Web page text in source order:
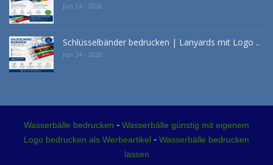
Jun 24 - 2026
Schlüsselbänder bedrucken | Lanyards mit Logo ..
Jun 24 - 2026
Wasserbälle bedrucken - Wasserbälle günstig mit eigenem
Logo bedrucken als Werbeartikel - Wasserbälle bedrucken
lassen